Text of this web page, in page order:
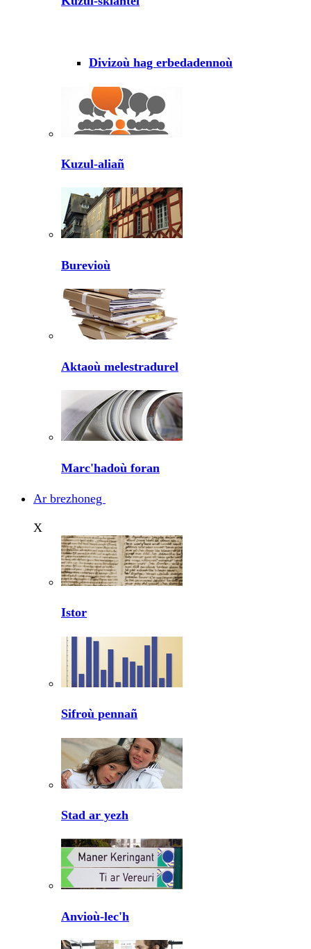
Divizoù hag erbedadennoù
Kuzul-aliañ
Burevioù
Aktaoù melestradurel
Marc'hadoù foran
Ar brezhoneg
X
Istor
Sifroù pennañ
Stad ar yezh
Anvioù-lec'h